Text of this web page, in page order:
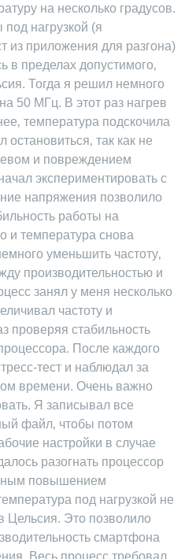
на несколько градусов.
нагрузкой (я
из приложения для разгона)
в пределах допустимого‚
Тогда я решил немного
50 МГц. В этот раз нагрев
температура подскочила
так как не
и повреждением
экспериментировать с
напряжения позволило
работы на
и температура снова
уменьшить частоту‚
производительностью и
занял у меня несколько
частоту и
проверяя стабильность
После каждого
тест и наблюдал за
времени. Очень важно
Я записывал все
файл‚ чтобы потом
настройки в случае
разогнать процессор
повышением
под нагрузкой не
Цельсия. Это позволило
смартфона
Весь процесс требовал